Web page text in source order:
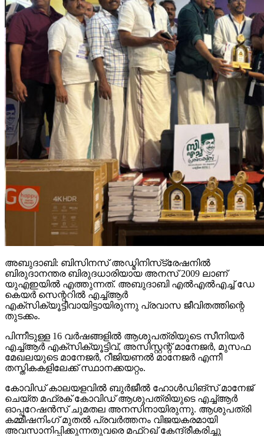
അബുദാബി: ബിസിനസ് അഡ്മിനിസ്‌ട്രേഷനില്‍
ബിരുദാനന്തര ബിരുദധാരിയായ അനസ് 2009 ലാണ്
യുഎഇയില്‍ എത്തുന്നത്. അബുദാബി എല്‍എല്‍എച്ച് ഡേ
കെയര്‍ സെന്ററില്‍ എച്ച്ആര്‍
എക്‌സിക്യൂട്ടീവായിട്ടായിരുന്നു പ്രവാസ ജീവിതത്തിന്റെ
തുടക്കം.
പിന്നീടുള്ള 16 വര്‍ഷങ്ങളില്‍ ആശുപത്രിയുടെ സീനിയര്‍
എച്ച്ആര്‍ എക്‌സിക്യൂട്ടിവ്, അസിസ്റ്റന്റ് മാനേജര്‍, മുസഫ
മേഖലയുടെ മാനേജര്‍, റീജിയണല്‍ മാനേജര്‍ എന്നീ
തസ്തികകളിലേക്ക് സ്ഥാനക്കയറ്റം.
കോവിഡ് കാലയളവില്‍ ബുര്‍ജീല്‍ ഹോള്‍ഡിങ്സ് മാനേജ്
ചെയ്ത മഫ്രക് കോവിഡ് ആശുപത്രിയുടെ എച്ച്ആര്‍
ഓപ്പറേഷന്‍സ് ചുമതല അനസിനായിരുന്നു. ആശുപത്രി
കമ്മീഷനിംഗ് മുതല്‍ പ്രവര്‍ത്തനം വിജയകരമായി
അവസാനിപ്പിക്കുന്നതുവരെ മഫ്‌റഖ് കേന്ദ്രീകരിച്ചു